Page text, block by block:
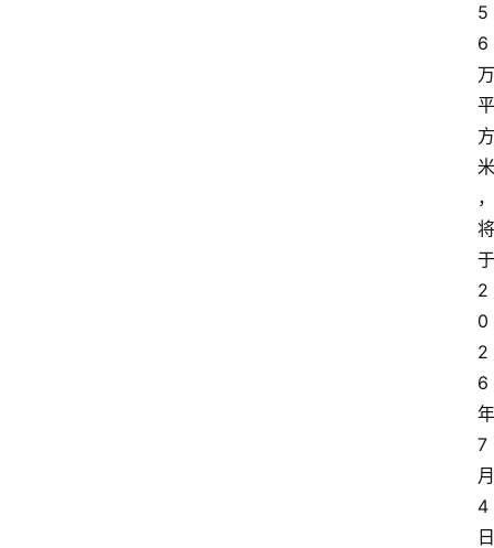
5
6
万
平
方
米
，
将
于
2
0
2
6
年
7
月
4
日